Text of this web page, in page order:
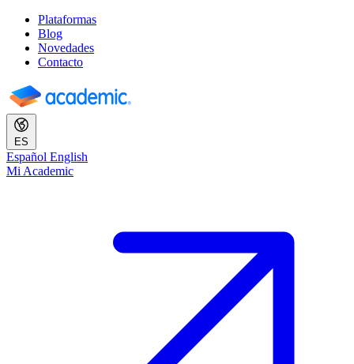
Plataformas
Blog
Novedades
Contacto
ES
Español English
Mi Academic